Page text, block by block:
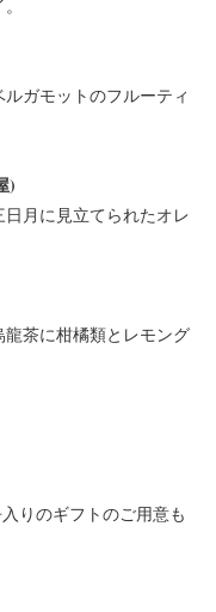
ガモットのフルーティ
)
月に見立てられたオレ
龍茶に柑橘類とレモング
りのギフトのご用意も